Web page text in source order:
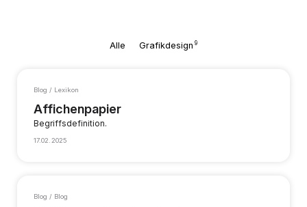
Alle Grafikdesign 9
Blog / Lexikon
Affichenpapier
Begriffsdefinition.
17.02.2025
Blog / Blog